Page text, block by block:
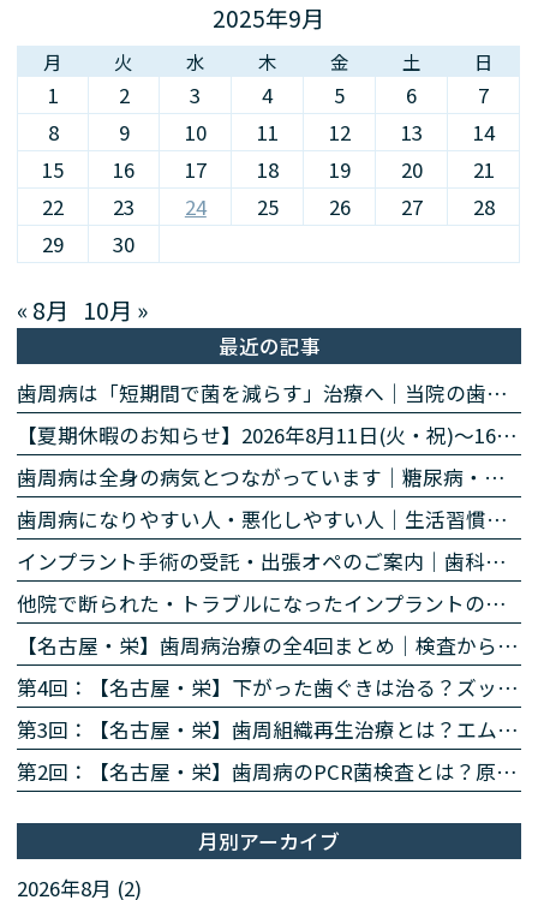
2025年9月
月 火 水 木 金 土 日
1 2 3 4 5 6
7
8
9 10 11 12 13
14
15
16 17 18 19 20
21
22
23 24 25 26 27
28
29
30
« 8月 10月 »
最近の記事
歯周病は「短期間で菌を減らす」治療へ｜当院の歯周病除菌プログラム
【夏期休暇のお知らせ】2026年8月11日(火・祝)〜16日(日)
歯周病は全身の病気とつながっています｜糖尿病・心臓・誤嚥性肺炎・認知症との関係｜名古屋・栄の高山歯科室
歯周病になりやすい人・悪化しやすい人｜生活習慣・持病・お薬のリスク因子｜名古屋・栄の高山歯科室
インプラント手術の受託・出張オペのご案内｜歯科医師の先生方へ
他院で断られた・トラブルになったインプラントのご相談
【名古屋・栄】歯周病治療の全4回まとめ｜検査から再生治療・歯肉退縮まで専門医が解説
第4回：【名古屋・栄】下がった歯ぐきは治る？ズッケリー法で歯肉退縮を改善する再生治療
第3回：【名古屋・栄】歯周組織再生治療とは？エムドゲイン・リグロスで歯を残す方法を専門医が解説
第2回：【名古屋・栄】歯周病のPCR菌検査とは？原因菌を見える化する4ステップを専門医が解説
月別アーカイブ
2026年8月 (2)